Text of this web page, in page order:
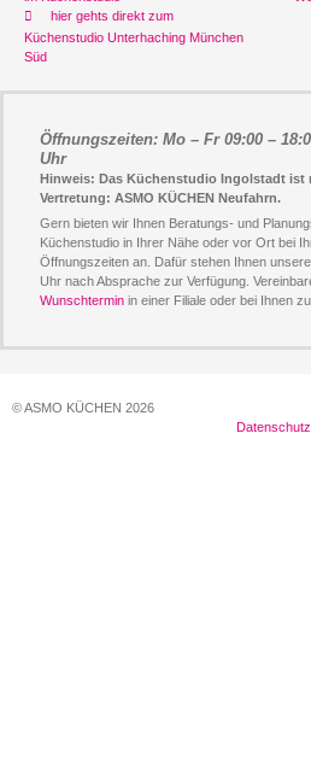
hier gehts direkt zum
Küchenstudio Unterhaching München
Süd
Öffnungszeiten: Mo – Fr 09:00 –
Uhr
Hinweis: Das Küchenstudio Ingolstadt ist
Vertretung: ASMO KÜCHEN Neufahrn.
Gern bieten wir Ihnen Beratungs- und
Küchenstudio in Ihrer Nähe oder vor Ort bei
Öffnungszeiten an. Dafür stehen Ihnen
Uhr nach Absprache zur Verfügung.
Wunschtermin in einer Filiale oder bei Ihnen
© ASMO KÜCHEN 2026
Datenschutz